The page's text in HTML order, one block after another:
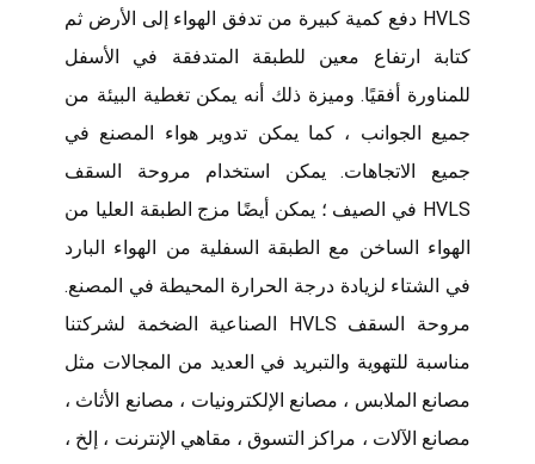
HVLS دفع كمية كبيرة من تدفق الهواء إلى الأرض ثم
كتابة ارتفاع معين للطبقة المتدفقة في الأسفل
للمناورة أفقيًا. وميزة ذلك أنه يمكن تغطية البيئة من
جميع الجوانب ، كما يمكن تدوير هواء المصنع في
جميع الاتجاهات. يمكن استخدام مروحة السقف
HVLS في الصيف ؛ يمكن أيضًا مزج الطبقة العليا من
الهواء الساخن مع الطبقة السفلية من الهواء البارد
في الشتاء لزيادة درجة الحرارة المحيطة في المصنع.
مروحة السقف HVLS الصناعية الضخمة لشركتنا
مناسبة للتهوية والتبريد في العديد من المجالات مثل
مصانع الملابس ، مصانع الإلكترونيات ، مصانع الأثاث ،
مصانع الآلات ، مراكز التسوق ، مقاهي الإنترنت ، إلخ ،